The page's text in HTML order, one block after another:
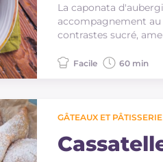
La caponata
accompagnement
contrastes sucré,
Facile 60 min
GÂTEAUX ET PÂTISSERIE